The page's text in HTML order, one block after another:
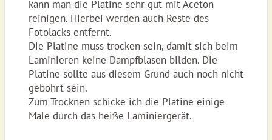
kann man die Platine sehr gut mit Aceton
reinigen. Hierbei werden auch Reste des
Fotolacks entfernt.
Die Platine muss trocken sein, damit sich beim
Laminieren keine Dampfblasen bilden. Die
Platine sollte aus diesem Grund auch noch nicht
gebohrt sein.
Zum Trocknen schicke ich die Platine einige
Male durch das heiße Laminiergerät.